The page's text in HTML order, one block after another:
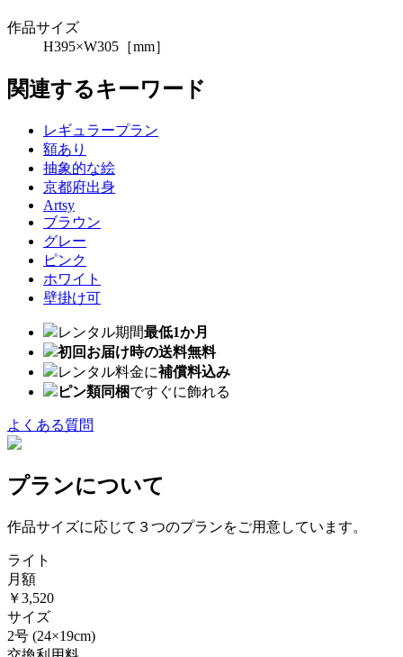
作品サイズ
H395×W305［mm］
関連するキーワード
レギュラープラン
額あり
抽象的な絵
京都府出身
Artsy
ブラウン
グレー
ピンク
ホワイト
壁掛け可
レンタル期間最低1か月
初回お届け時の送料無料
レンタル料金に補償料込み
ピン類同梱ですぐに飾れる
よくある質問
プランについて
作品サイズに応じて３つのプランをご用意しています。
ライト
月額
￥3,520
サイズ
2号 (24×19cm)